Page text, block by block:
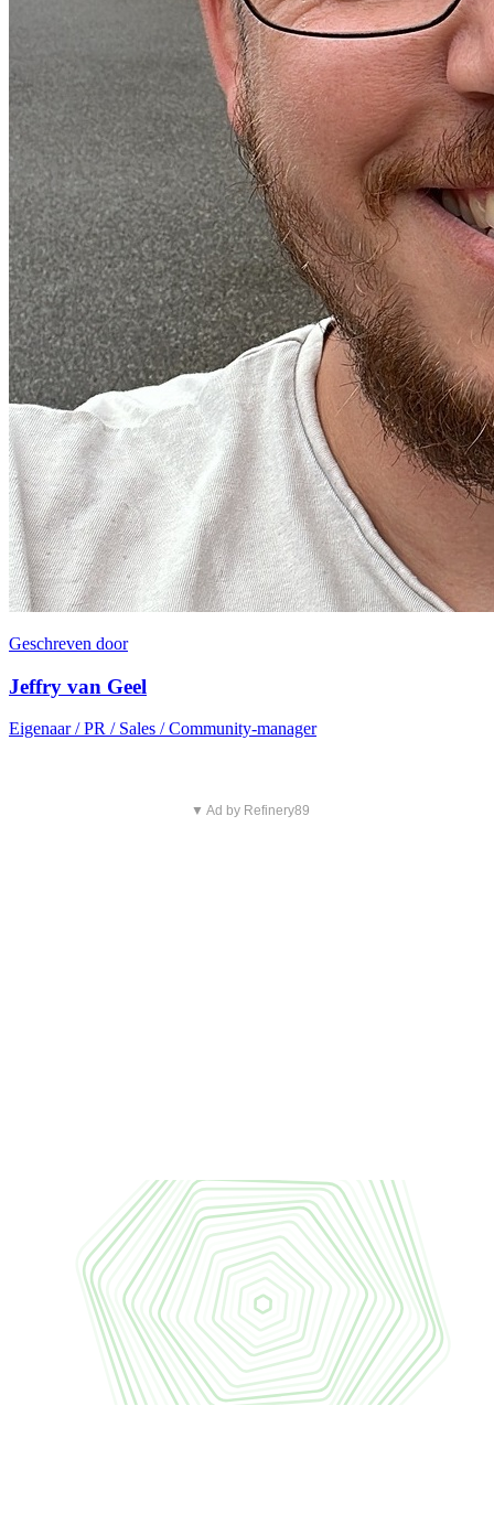
Geschreven door
Jeffry van Geel
Eigenaar / PR / Sales / Community-manager
▼ Ad by Refinery89